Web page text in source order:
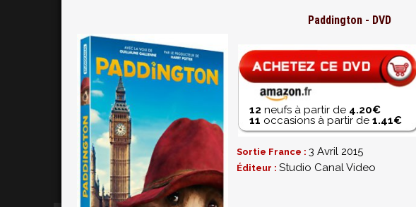
Paddington - DVD
12 neufs à partir de 4.20€
11 occasions à partir de 1.41€
Sortie France : 3 Avril 2015
Éditeur : Studio Canal Video